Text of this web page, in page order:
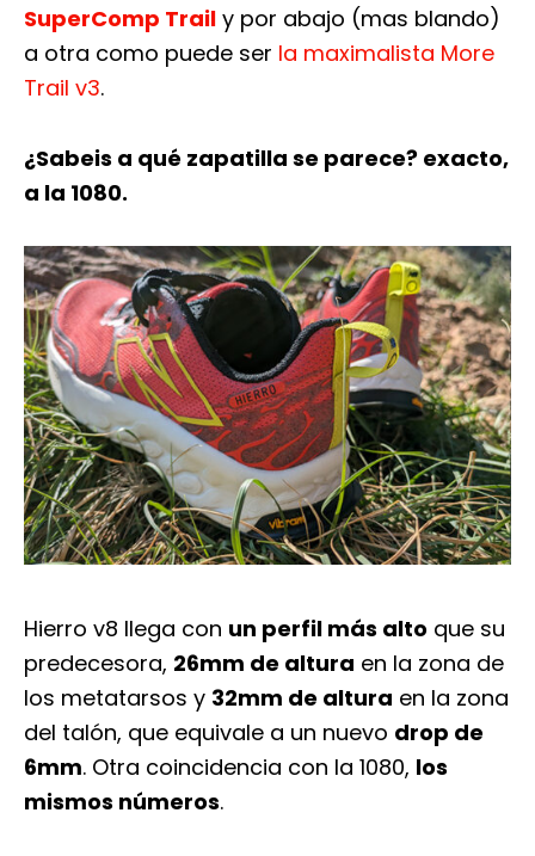
SuperComp Trail y por abajo (mas blando)
a otra como puede ser la maximalista More
Trail v3.
¿Sabeis a qué zapatilla se parece? exacto,
a la 1080.
Hierro v8 llega con un perfil más alto que su
predecesora, 26mm de altura en la zona de
los metatarsos y 32mm de altura en la zona
del talón, que equivale a un nuevo drop de
6mm. Otra coincidencia con la 1080, los
mismos números.